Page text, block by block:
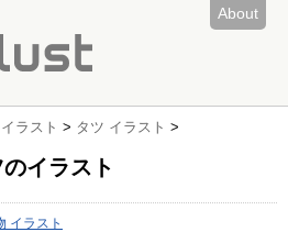
About
ラスト > タツ イラスト >
イラスト
イラスト